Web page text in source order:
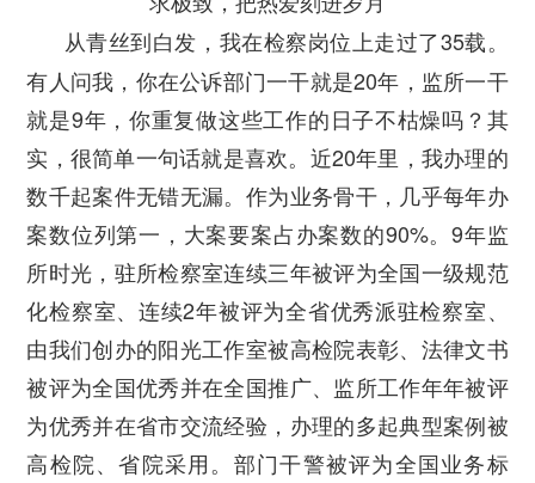
从青丝到白发，我在检察岗位上走过了35载。
有人问我，你在公诉部门一干就是20年，监所一干
就是9年，你重复做这些工作的日子不枯燥吗？其
实，很简单一句话就是喜欢。近20年里，我办理的
数千起案件无错无漏。作为业务骨干，几乎每年办
案数位列第一，大案要案占办案数的90%。9年监
所时光，驻所检察室连续三年被评为全国一级规范
化检察室、连续2年被评为全省优秀派驻检察室、
由我们创办的阳光工作室被高检院表彰、法律文书
被评为全国优秀并在全国推广、监所工作年年被评
为优秀并在省市交流经验，办理的多起典型案例被
高检院、省院采用。部门干警被评为全国业务标